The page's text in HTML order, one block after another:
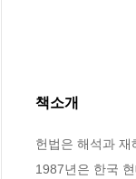
책소개
헌법은 해석과
1987년은 한국